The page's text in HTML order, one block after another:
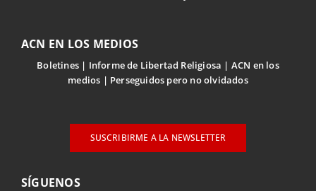
ACN EN LOS MEDIOS
Boletines Informe de Libertad Religiosa
ACN en los
medios
Perseguidos pero no olvidados
SUSCRIBIRME A LA NEWSLETTER
SÍGUENOS